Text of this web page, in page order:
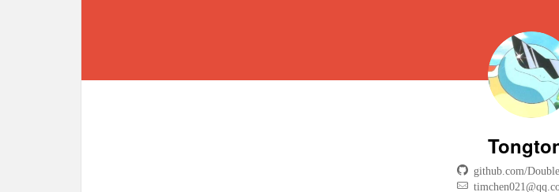
github.com/